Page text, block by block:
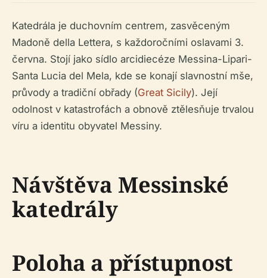
Katedrála je duchovním centrem, zasvěceným
Madoně della Lettera, s každoročními oslavami 3.
června. Stojí jako sídlo arcidiecéze Messina-Lipari-
Santa Lucia del Mela, kde se konají slavnostní mše,
průvody a tradiční obřady (Great Sicily). Její
odolnost v katastrofách a obnově ztělesňuje trvalou
víru a identitu obyvatel Messiny.
Návštěva Messinské
katedrály
Poloha a přístupnost